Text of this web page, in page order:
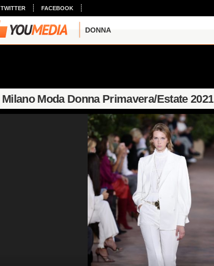
TWITTER FACEBOOK
DONNA
Milano Moda Donna Primavera/Estate 2021